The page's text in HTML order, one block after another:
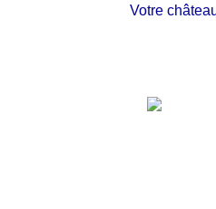
Votre château